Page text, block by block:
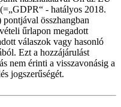
- hatályos 2018.
összhangban
űrlapon megadott
válaszok vagy hasonló
Ezt a hozzájárulást
nem érinti a visszavonásig a
jogszerűségét.